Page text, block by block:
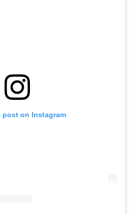
post on Instagram